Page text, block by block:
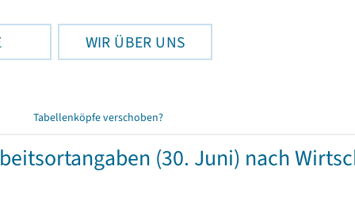
WIR ÜBER UNS
Tabellenköpfe verschoben?
(30. Juni) nach